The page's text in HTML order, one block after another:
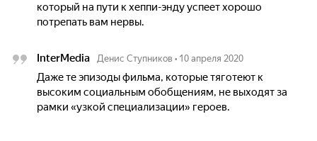
который на пути к хеппи-энду успеет хорошо
потрепать вам нервы.
InterMedia Денис Ступников • 10 апреля 2020
Даже те эпизоды фильма, которые тяготеют к
высоким социальным обобщениям, не выходят за
рамки «узкой специализации» героев.